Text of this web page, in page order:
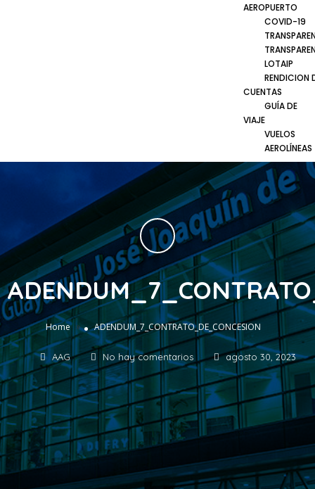
AEROPUERTO
COVID-19
LOTAIP
RENDICION
CUENTAS
GUÍA DE
VIAJE
VUELOS
AEROLÍNEAS
Home » ADENDUM_7_CONTRATO_DE_CONCESION
AAG No hay comentarios agosto 30, 2023